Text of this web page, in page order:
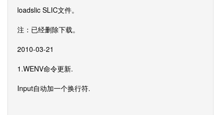
loadslic SLIC文件。
注：已经删除下载。
2010-03-21
1.WENV命令更新.
Input自动加一个换行符.